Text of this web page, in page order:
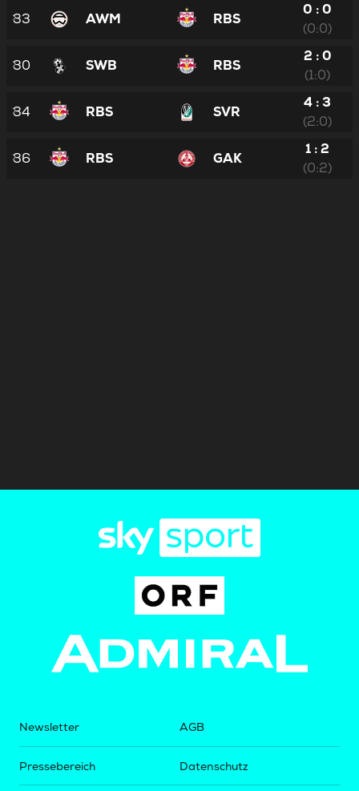
33 AWM RBS
0 : 0
(0:0)
30 SWB RBS
2 : 0
(1:0)
34 RBS SVR
4 : 3
(2:0)
36 RBS GAK
1 : 2
(0:2)
Newsletter
Pressebereich
AGB
Datenschutz